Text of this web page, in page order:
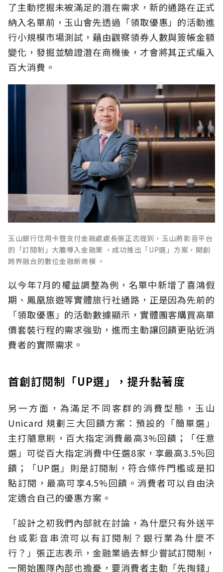
了主動挖掘未被滿足的潛在需求，新的通路在正式
納入名單前，玉山會先透過「領取優惠」的活動進
行小規模市場測試，藉由觀察領券人數與簽帳金額
變化，發掘並驗證潛在商機後，才會將其正式編入
百大消費。
玉山銀行信用卡暨支付金融處處長張正志提到，玉山將影音平台
的「訂閱制」大膽導入金融業 ，成功推出「UP選」方案，開創
跨界融合的數位金融新商模 。
以今年7月的權益調整為例，名單中新增了喜鴻假
期、鳳凰旅遊等實體旅行社通路，正是因為先前的
「領取優惠」的活動數據顯示，實體團客購買高單
價套裝行程的需求強勁，進而主動讓回饋更貼近消
費者的實際需求。
首創訂閱制「UP選」，提升黏著度
另一方面，為滿足不同客群的消費型態，玉山
Unicard 規劃三大回饋方案：預設的「簡單選」
主打隨意刷，百大指定消費最高3%回饋；「任意
選」可從百大指定消費中任選8家，享最高3.5%回
饋；「UP選」則是訂閱制，符合條件門檻或是扣
點訂閱，最高可享4.5%回饋。消費者可以自由決
定適合自己的優惠方案。
「設計之初我們內部就在討論，為什麼只有外送平
台或影音串流可以有訂閱制？銀行業為什麼不
行？」張正志表示，金融業過去鮮少嘗試訂閱制，
一開始團隊內部也擔憂，要消費者主動「先掏錢」